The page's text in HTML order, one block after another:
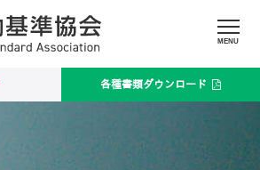
MENU
各種書類ダウンロード